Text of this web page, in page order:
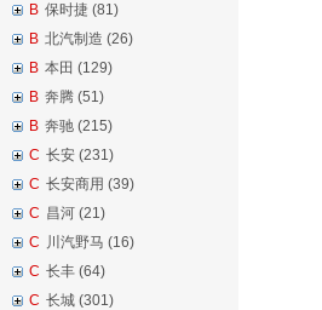
B 保时捷 (81)
B 北汽制造 (26)
B 本田 (129)
B 奔腾 (51)
B 奔驰 (215)
C 长安 (231)
C 长安商用 (39)
C 昌河 (21)
C 川汽野马 (16)
C 长丰 (64)
C 长城 (301)